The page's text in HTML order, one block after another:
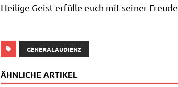
Hei­li­ge Geist erfül­le euch mit sei­ner Freude.
GENERALAUDIENZ
ÄHNLICHE ARTIKEL